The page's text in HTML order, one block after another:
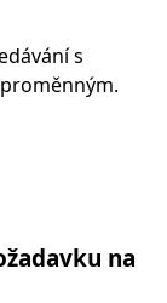
s
na